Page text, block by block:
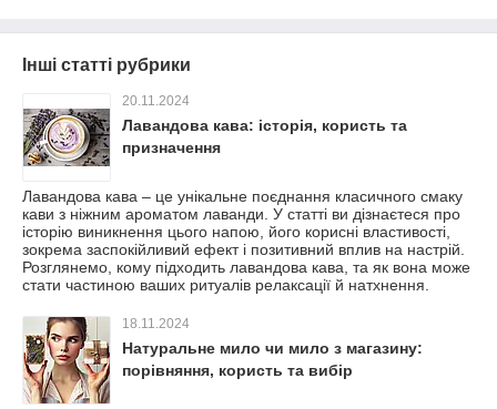
Інші статті рубрики
20.11.2024
Лавандова кава: історія, користь та
призначення
Лавандова кава – це унікальне поєднання класичного смаку
кави з ніжним ароматом лаванди. У статті ви дізнаєтеся про
історію виникнення цього напою, його корисні властивості,
зокрема заспокійливий ефект і позитивний вплив на настрій.
Розглянемо, кому підходить лавандова кава, та як вона може
стати частиною ваших ритуалів релаксації й натхнення.
18.11.2024
Натуральне мило чи мило з магазину:
порівняння, користь та вибір